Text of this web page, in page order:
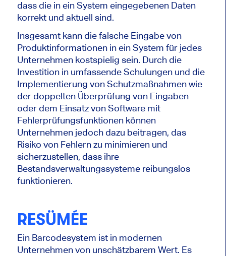
dass die in ein System eingegebenen Daten
korrekt und aktuell sind.
Insgesamt kann die falsche Eingabe von
Produktinformationen in ein System für jedes
Unternehmen kostspielig sein. Durch die
Investition in umfassende Schulungen und die
Implementierung von Schutzmaßnahmen wie
der doppelten Überprüfung von Eingaben
oder dem Einsatz von Software mit
Fehlerprüfungsfunktionen können
Unternehmen jedoch dazu beitragen, das
Risiko von Fehlern zu minimieren und
sicherzustellen, dass ihre
Bestandsverwaltungssysteme reibungslos
funktionieren.
RESÜMÉE
Ein Barcodesystem ist in modernen
Unternehmen von unschätzbarem Wert. Es